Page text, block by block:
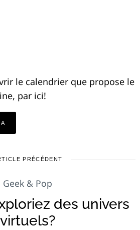
le calendrier que propose le
par ici!
PRÉCÉDENT
Geek & Pop
des univers
virtuels?